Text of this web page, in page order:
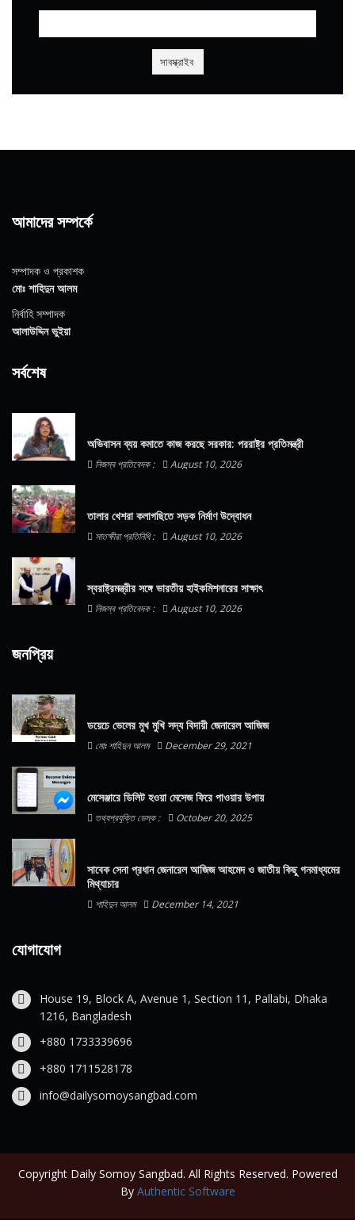
আমাদের সম্পর্কে
সম্পাদক ও প্রকাশক
মোঃ শাহিদুন আলম
নির্বাহি সম্পাদক
আলাউদ্দিন ভুইয়া
সর্বশেষ
অভিবাসন ব্যয় কমাতে কাজ করছে সরকার: পররাষ্ট্র প্রতিমন্ত্রী
নিজস্ব প্রতিবেদক : August 10, 2026
তালার খেশরা কলাগছিতে সড়ক নির্মাণ উদ্বোধন
সাতক্ষীরা প্রতিনিধি : August 10, 2026
স্বরাষ্ট্রমন্ত্রীর সঙ্গে ভারতীয় হাইকমিশনারের সাক্ষাৎ
নিজস্ব প্রতিবেদক : August 10, 2026
জনপ্রিয়
ডয়েচে ভেলের মুখ মুখি সদ্য বিদায়ী জেনারেল আজিজ
মোঃ শাহিদুন আলম December 29, 2021
মেসেঞ্জারে ডিলিট হওয়া মেসেজ ফিরে পাওয়ার উপায়
তথ্যপ্রযুক্তি ডেস্ক : October 20, 2025
সাবেক সেনা প্রধান জেনারেল আজিজ আহমেদ ও জাতীয় কিছু গনমাধ্যমের
মিথ্যাচার
শাহিদুন আলম December 14, 2021
যোগাযোগ
House 19, Block A, Avenue 1, Section 11, Pallabi, Dhaka
1216, Bangladesh
+880 1733339696
+880 1711528178
info@dailysomoysangbad.com
Copyright Daily Somoy Sangbad. All Rights Reserved. Powered
By Authentic Software